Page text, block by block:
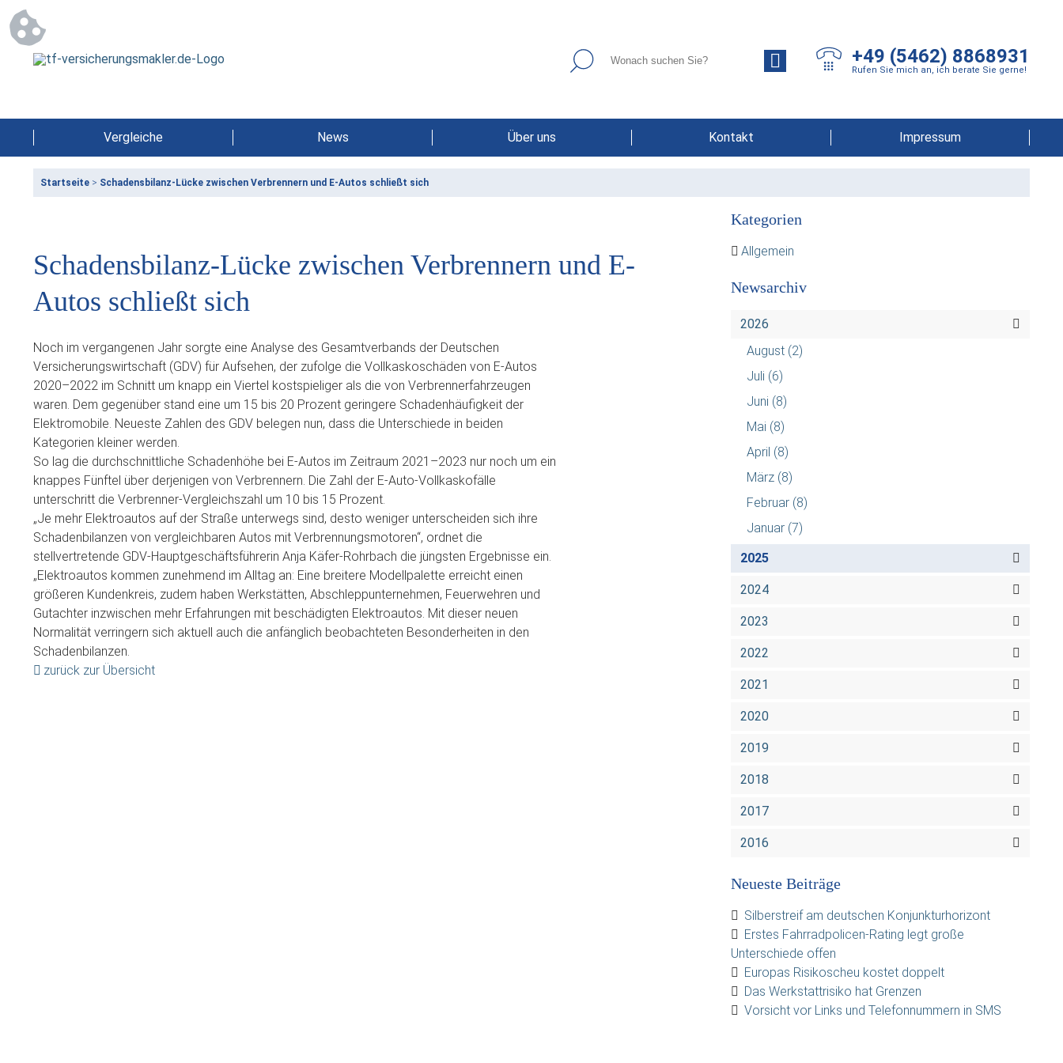
+49 (5462) 8868931
Rufen Sie mich an, ich berate Sie gerne!
Vergleiche News Über uns Kontakt Impressum
Startseite > Schadensbilanz-Lücke zwischen Verbrennern und E-Autos schließt sich
Schadensbilanz-Lücke zwischen Verbrennern und E-
Autos schließt sich
Noch im vergangenen Jahr sorgte eine Analyse des Gesamtverbands der Deutschen
Versicherungswirtschaft (GDV) für Aufsehen, der zufolge die Vollkaskoschäden von E-Autos
2020–2022 im Schnitt um knapp ein Viertel kostspieliger als die von Verbrennerfahrzeugen
waren. Dem gegenüber stand eine um 15 bis 20 Prozent geringere Schadenhäufigkeit der
Elektromobile. Neueste Zahlen des GDV belegen nun, dass die Unterschiede in beiden
Kategorien kleiner werden.
So lag die durchschnittliche Schadenhöhe bei E-Autos im Zeitraum 2021–2023 nur noch um ein
knappes Fünftel über derjenigen von Verbrennern. Die Zahl der E-Auto-Vollkaskofälle
unterschritt die Verbrenner-Vergleichszahl um 10 bis 15 Prozent.
„Je mehr Elektroautos auf der Straße unterwegs sind, desto weniger unterscheiden sich ihre
Schadenbilanzen von vergleichbaren Autos mit Verbrennungsmotoren“, ordnet die
stellvertretende GDV-Hauptgeschäftsführerin Anja Käfer-Rohrbach die jüngsten Ergebnisse ein.
„Elektroautos kommen zunehmend im Alltag an: Eine breitere Modellpalette erreicht einen
größeren Kundenkreis, zudem haben Werkstätten, Abschleppunternehmen, Feuerwehren und
Gutachter inzwischen mehr Erfahrungen mit beschädigten Elektroautos. Mit dieser neuen
Normalität verringern sich aktuell auch die anfänglich beobachteten Besonderheiten in den
Schadenbilanzen.
zurück zur Übersicht
Kategorien
Allgemein
Newsarchiv
2026
August (2)
Juli (6)
Juni (8)
Mai (8)
April (8)
März (8)
Februar (8)
Januar (7)
2025
2024
2023
2022
2021
2020
2019
2018
2017
2016
Neueste Beiträge
Silberstreif am deutschen Konjunkturhorizont
Erstes Fahrradpolicen-Rating legt große
Unterschiede offen
Europas Risikoscheu kostet doppelt
Das Werkstattrisiko hat Grenzen
Vorsicht vor Links und Telefonnummern in SMS